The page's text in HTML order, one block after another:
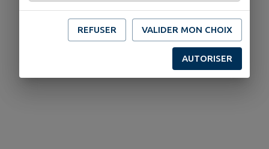
REFUSER VALIDER MON CHOIX
AUTORISER